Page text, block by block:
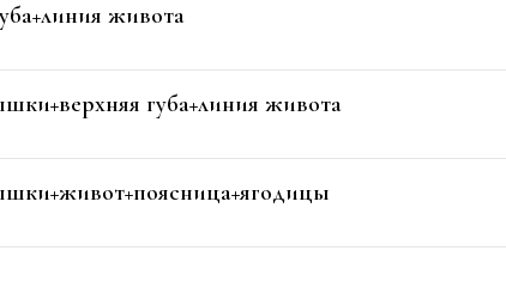
живота
губа+линия живота